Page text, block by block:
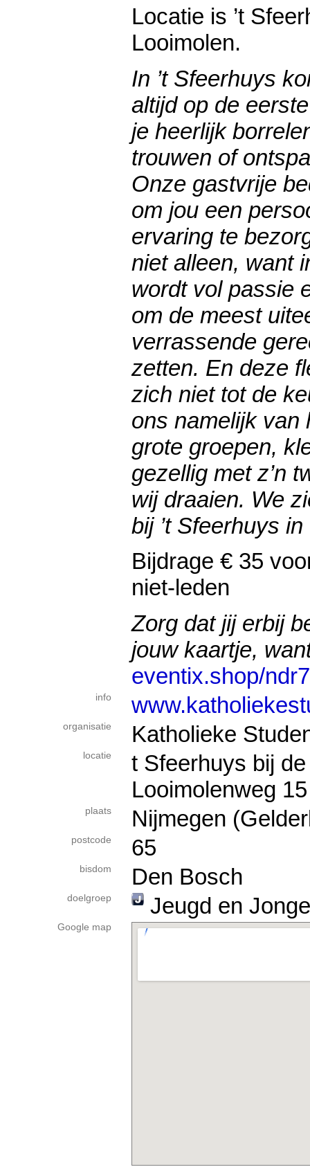
Locatie is ’t
Looimolen.
In ’t Sfeerhuys
altijd op de
je heerlijk
trouwen of
Onze gastvrije
om jou een
ervaring te
niet alleen, want
wordt vol passie
om de meest
verrassende
zetten. En deze
zich niet tot de
ons namelijk van
grote groepen,
gezellig met z’n
wij draaien. We
bij ’t Sfeerhuys
Bijdrage € 35
niet-leden
Zorg dat jij erbij
jouw kaartje,
eventix.shop/
info
organisatie Katholieke
locatie
t Sfeerhuys bij
Looimolenweg 15
plaats Nijmegen
postcode 65
bisdom Den Bosch
doelgroep Jeugd en
Google map